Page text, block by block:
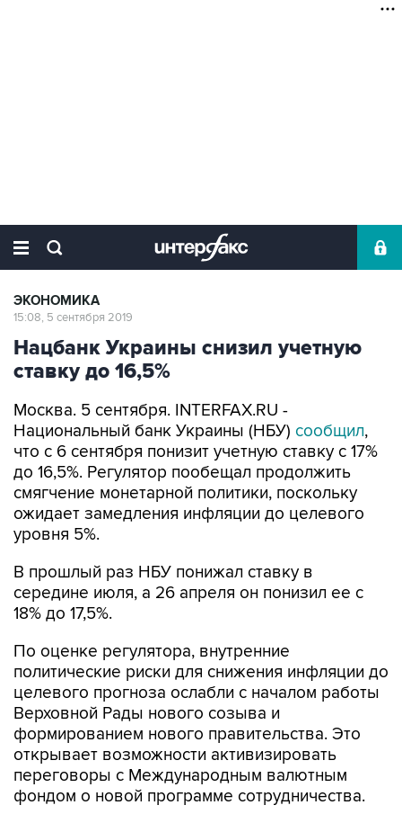
ЭКОНОМИКА
15:08, 5 сентября 2019
Нацбанк Украины снизил учетную
ставку до 16,5%
Москва. 5 сентября. INTERFAX.RU -
Национальный банк Украины (НБУ) сообщил,
что с 6 сентября понизит учетную ставку с 17%
до 16,5%. Регулятор пообещал продолжить
смягчение монетарной политики, поскольку
ожидает замедления инфляции до целевого
уровня 5%.
В прошлый раз НБУ понижал ставку в
середине июля, а 26 апреля он понизил ее с
18% до 17,5%.
По оценке регулятора, внутренние
политические риски для снижения инфляции до
целевого прогноза ослабли с началом работы
Верховной Рады нового созыва и
формированием нового правительства. Это
открывает возможности активизировать
переговоры с Международным валютным
фондом о новой программе сотрудничества.